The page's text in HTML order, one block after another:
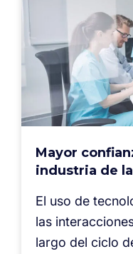
Mayor
industria de
El uso de
las
largo del ciclo